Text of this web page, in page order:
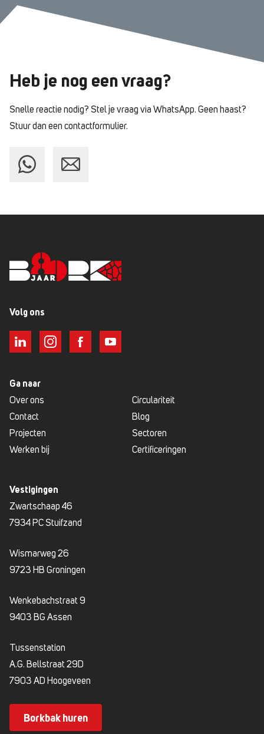
Heb je nog een vraag?
Snelle reactie nodig? Stel je vraag via WhatsApp. Geen haast?
Stuur dan een contactformulier.
Volg ons
Ga naar
Over ons
Circulariteit
Contact
Blog
Projecten
Sectoren
Werken bij
Certificeringen
Vestigingen
Zwartschaap 46
7934 PC Stuifzand
Wismarweg 26
9723 HB Groningen
Wenkebachstraat 9
9403 BG Assen
Tussenstation
A.G. Bellstraat 29D
7903 AD Hoogeveen
Borkbak huren